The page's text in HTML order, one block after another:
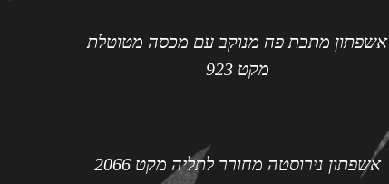
אשפתון מתכת פח מנוקב עם מכסה מטוטלת
מקט 923
אשפתון נירוסטה מחורר לתליה מקט 2066